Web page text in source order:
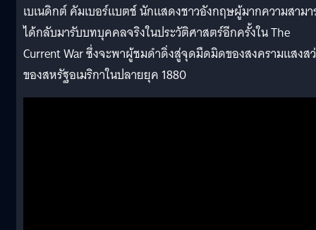
เบเนดิกต์ คัมเบอร์แบตช์ นักแสดงชาวอังกฤษผู้มากความสาม
ได้กลับมารับบทบุคคลจริงในประวัติศาสตร์อีกครั้งใน The
Current War ซึ่งจะพาผู้ชมดำดิ่งสู่จุดมืดมิดของสงครามแสงส
ของสหรัฐอเมริกาในปลายยุค 1880